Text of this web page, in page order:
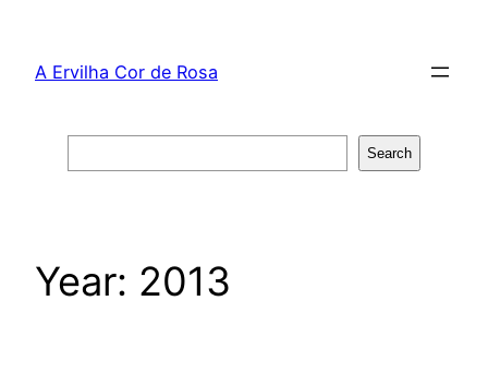
content
A Ervilha Cor de Rosa
Search
Year: 2013